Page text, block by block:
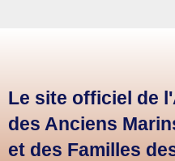
Le site officiel de
des Anciens
et des Familles